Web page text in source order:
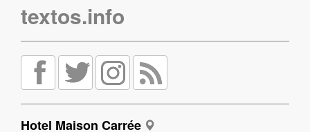
textos.info
Hotel Maison Carrée